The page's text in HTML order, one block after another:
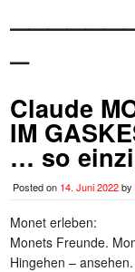
_
Claude
IM
… so
Posted on 14. Juni 2022by
Monet erleben:
Monets Freunde.
Hingehen –